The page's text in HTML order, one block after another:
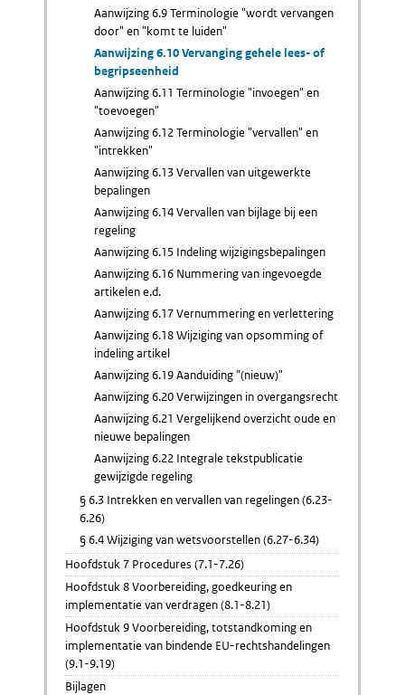
Aanwijzing 6.9 Terminologie "wordt vervangen
door" en "komt te luiden"
Aanwijzing 6.10 Vervanging gehele lees- of
begripseenheid
Aanwijzing 6.11 Terminologie "invoegen" en
"toevoegen"
Aanwijzing 6.12 Terminologie "vervallen" en
"intrekken"
Aanwijzing 6.13 Vervallen van uitgewerkte
bepalingen
Aanwijzing 6.14 Vervallen van bijlage bij een
regeling
Aanwijzing 6.15 Indeling wijzigingsbepalingen
Aanwijzing 6.16 Nummering van ingevoegde
artikelen e.d.
Aanwijzing 6.17 Vernummering en verlettering
Aanwijzing 6.18 Wijziging van opsomming of
indeling artikel
Aanwijzing 6.19 Aanduiding "(nieuw)"
Aanwijzing 6.20 Verwijzingen in overgangsrecht
Aanwijzing 6.21 Vergelijkend overzicht oude en
nieuwe bepalingen
Aanwijzing 6.22 Integrale tekstpublicatie
gewijzigde regeling
§ 6.3 Intrekken en vervallen van regelingen (6.23-
6.26)
§ 6.4 Wijziging van wetsvoorstellen (6.27-6.34)
Hoofdstuk 7 Procedures (7.1-7.26)
Hoofdstuk 8 Voorbereiding, goedkeuring en
implementatie van verdragen (8.1-8.21)
Hoofdstuk 9 Voorbereiding, totstandkoming en
implementatie van bindende EU-rechtshandelingen
(9.1-9.19)
Bijlagen